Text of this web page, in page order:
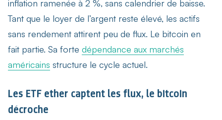
inflation ramenée à 2 %, sans calendrier de baisse.
Tant que le loyer de l’argent reste élevé, les actifs
sans rendement attirent peu de flux. Le bitcoin en
fait partie. Sa forte dépendance aux marchés
américains structure le cycle actuel.
Les ETF ether captent les flux, le bitcoin
décroche